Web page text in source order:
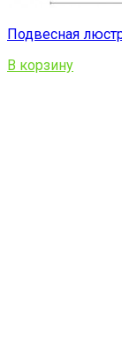
Подвесная
В корзину